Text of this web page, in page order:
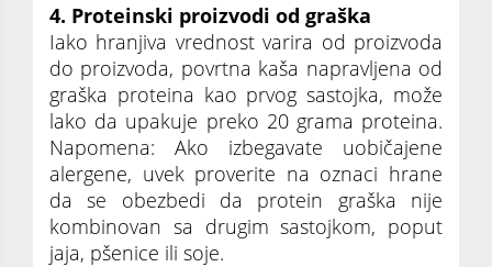
4. Proteinski proizvodi od graška
Iako hranjiva vrednost varira od proizvoda
do proizvoda, povrtna kaša napravljena od
graška proteina kao prvog sastojka, može
lako da upakuje preko 20 grama proteina.
Napomena: Ako izbegavate uobičajene
alergene, uvek proverite na oznaci hrane
da se obezbedi da protein graška nije
kombinovan sa drugim sastojkom, poput
jaja, pšenice ili soje.